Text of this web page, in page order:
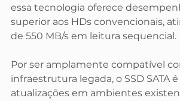
essa tecnologia oferece
superior aos HDs convencionais,
de 550 MB/s em leitura sequencial.
Por ser amplamente compatível
infraestrutura legada, o SSD SATA
atualizações em ambientes